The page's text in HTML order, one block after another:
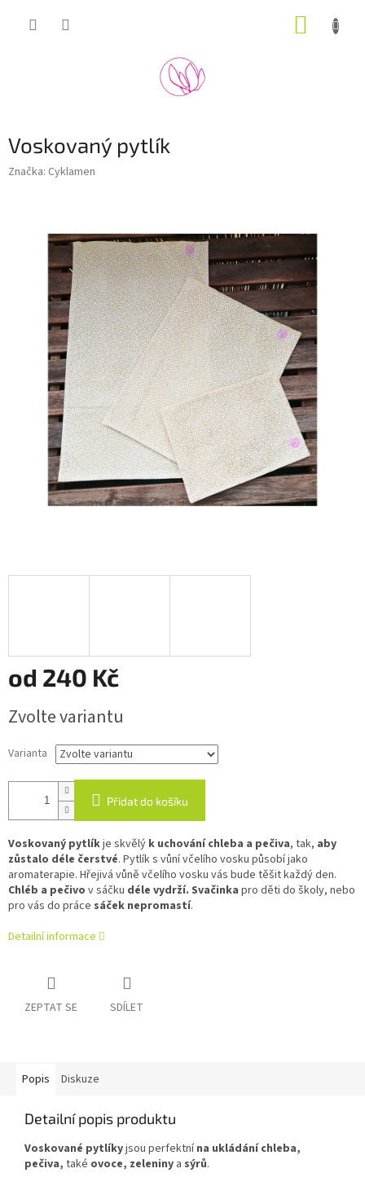
Voskovaný pytlík
Značka: Cyklamen
od 240 Kč
cena:
Zvolte variantu
Varianta
Přidat do košíku
Voskovaný pytlíkje skvělý k uchování chleba a pečiva, tak, aby
zůstalo déle čerstvé. Pytlík s vůní včelího vosku působí jako
aromaterapie. Hřejivá vůně včelího vosku vás bude těšit každý den.
Chléb a pečivo v sáčku déle vydrží. Svačinka pro děti do školy, nebo
pro vás do práce sáček nepromastí.
Detailní informace
ZEPTAT SE SDÍLET
Popis Diskuze
Detailní popis produktu
Voskované pytlíkyjsou perfektnína ukládání chleba,
pečiva, také ovoce, zeleniny a sýrů.